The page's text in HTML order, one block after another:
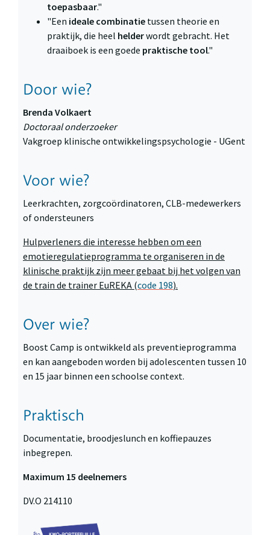
toepasbaar."
"Een ideale combinatie tussen theorie en
praktijk, die heel helderwordt gebracht. Het
draaiboek is een goede praktische tool."
Door wie?
Brenda Volkaert
Doctoraal onderzoeker
Vakgroep klinische ontwikkelingspsychologie - UGent
Voor wie?
Leerkrachten, zorgcoördinatoren, CLB-medewerkers
of ondersteuners
Hulpverleners die interesse hebben om een
emotieregulatieprogramma te organiseren in de
klinische praktijk zijn meer gebaat bij het volgen van
de train de trainer EuREKA (code 198).
Over wie?
Boost Camp is ontwikkeld als preventieprogramma
en kan aangeboden worden bij adolescenten tussen 10
en 15 jaar binnen een schoolse context.
Praktisch
Documentatie, broodjeslunch en koffiepauzes
inbegrepen.
Maximum 15 deelnemers
DV.O 214110